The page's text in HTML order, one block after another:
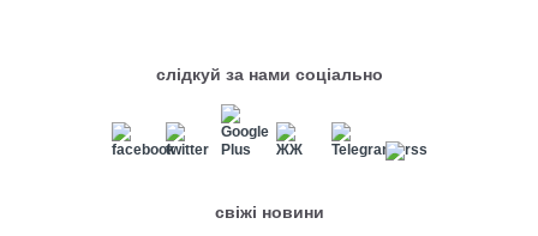
слідкуй за нами соціально
свіжі новини